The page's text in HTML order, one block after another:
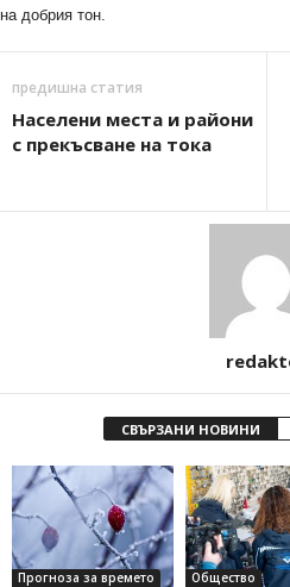
на добрия тон.
предишна статия
Населени места и райони
с прекъсване на тока
СВЪРЗАНИ НОВИНИ
Прогноза за времето Общество